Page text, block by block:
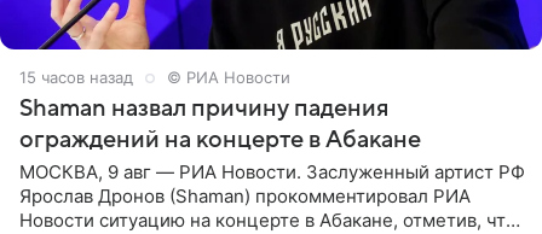
15 часов назад © РИА Новости
Shaman назвал причину падения
ограждений на концерте в Абакане
МОСКВА, 9 авг — РИА Новости. Заслуженный артист РФ
Ярослав Дронов (Shaman) прокомментировал РИА
Новости ситуацию на концерте в Абакане, отметив, что